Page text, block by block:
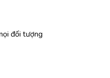
đối tượng